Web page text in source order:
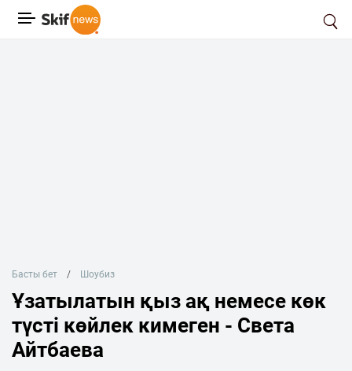
Басты бет Шоубиз
Ұзатылатын қыз ақ немесе көк
түсті көйлек кимеген - Света
Айтбаева